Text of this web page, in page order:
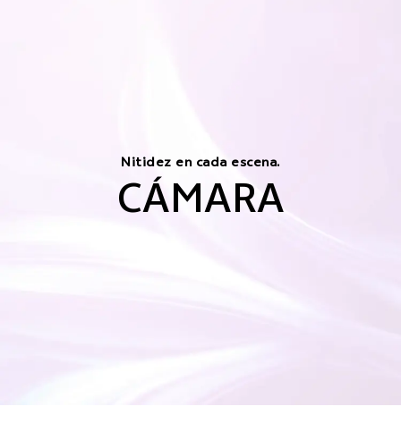
Nitidez en cada escena.
CÁMARA